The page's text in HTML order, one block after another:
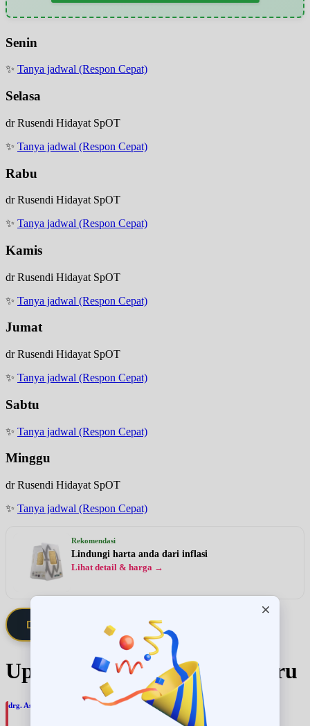
Senin
✨ Tanya jadwal (Respon Cepat)
Selasa
dr Rusendi Hidayat SpOT
✨ Tanya jadwal (Respon Cepat)
Rabu
dr Rusendi Hidayat SpOT
✨ Tanya jadwal (Respon Cepat)
Kamis
dr Rusendi Hidayat SpOT
✨ Tanya jadwal (Respon Cepat)
Jumat
dr Rusendi Hidayat SpOT
✨ Tanya jadwal (Respon Cepat)
Sabtu
✨ Tanya jadwal (Respon Cepat)
Minggu
dr Rusendi Hidayat SpOT
✨ Tanya jadwal (Respon Cepat)
Rekomendasi
Lindungi harta anda dari inflasi
Lihat detail & harga →
Daftarkan Saya via Member VIP
Update Jadwal Dokter terbaru
drg. Astri Hapsari, SpBM